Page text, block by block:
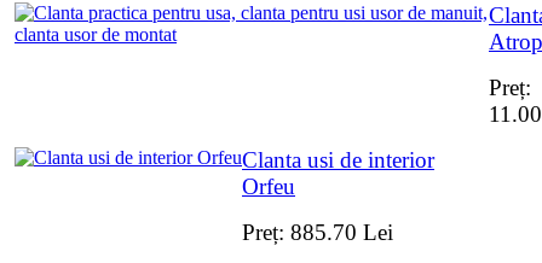
Preț:
11.00
Clanta usi de interior
Orfeu
Preț: 885.70 Lei